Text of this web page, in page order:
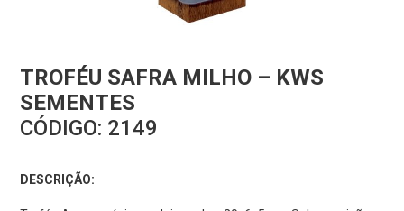
TROFÉU SAFRA MILHO – KWS
SEMENTES
CÓDIGO: 2149
DESCRIÇÃO: